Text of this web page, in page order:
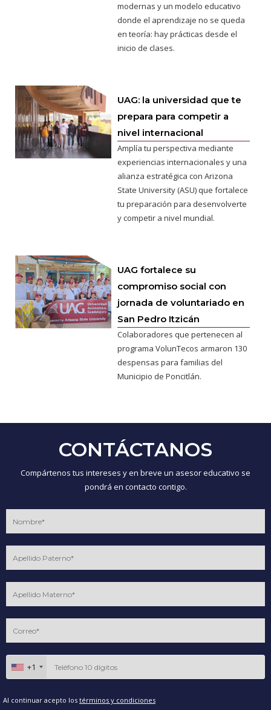
modernas y un modelo educativo
donde el aprendizaje no se queda
en teoría: hay prácticas desde el
inicio de clases.
UAG: la universidad que te
prepara para competir a
nivel internacional
Amplía tu perspectiva mediante
experiencias internacionales y una
alianza estratégica con Arizona
State University (ASU) que fortalece
tu preparación para desenvolverte
y competir a nivel mundial.
UAG fortalece su
compromiso social con
jornada de voluntariado en
San Pedro Itzicán
Colaboradores que pertenecen al
programa VolunTecos armaron 130
despensas para familias del
Municipio de Poncitlán.
CONTÁCTANOS
Compártenos tus intereses y en breve un asesor educativo se
pondrá en contacto contigo.
+1
Al continuar acepto los términos y condiciones